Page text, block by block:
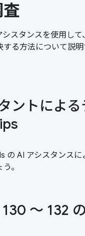
シスタンスを使用し
する方法について説
ントによ
の AI アシスタンス
。
～ 132